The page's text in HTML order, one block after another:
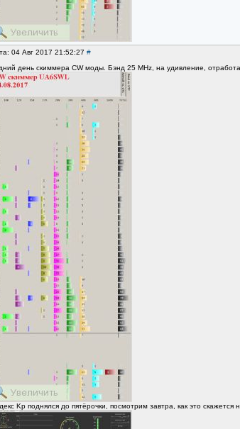
04 Авг 2017 21:52:27 #
день скиммера CW моды. Бэнд 25 MHz, на удивление,
Kp поднялся до пятёрочки, посмотрим завтра, как это скажется